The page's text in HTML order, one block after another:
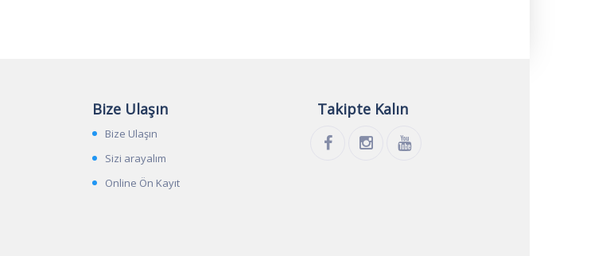
Bize Ulaşın
Bize Ulaşın
Sizi arayalım
Online Ön Kayıt
Takipte Kalın